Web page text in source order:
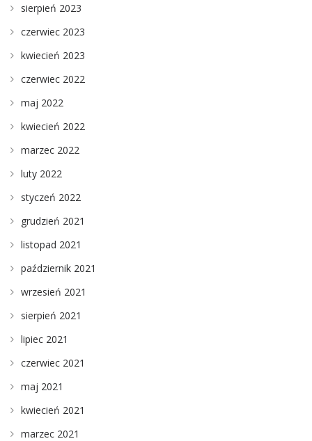
sierpień 2023
czerwiec 2023
kwiecień 2023
czerwiec 2022
maj 2022
kwiecień 2022
marzec 2022
luty 2022
styczeń 2022
grudzień 2021
listopad 2021
październik 2021
wrzesień 2021
sierpień 2021
lipiec 2021
czerwiec 2021
maj 2021
kwiecień 2021
marzec 2021